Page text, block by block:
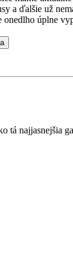
a ďalšie už
onedlho úplne
tá najjasnejšia